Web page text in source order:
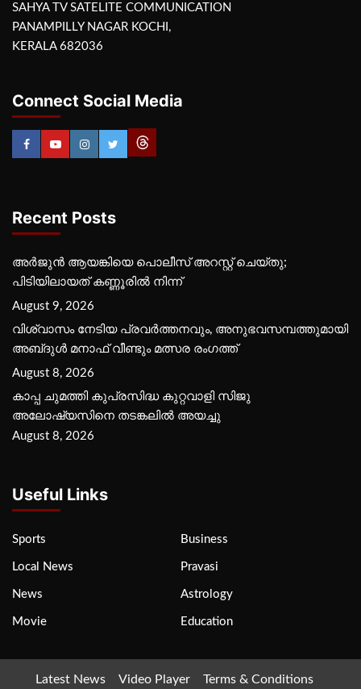
SAHYA TV SATELITE COMMUNICATION
PANAMPILLY NAGAR KOCHI,
KERALA 682036
Connect Social Media
Recent Posts
അർജുൻ ആയങ്കിയെ പൊലീസ് അറസ്റ്റ് ചെയ്‌തു;
പിടിയിലായത് കണ്ണൂരിൽ നിന്ന്
August 9, 2026
വിശ്വാസം നേടിയ പ്രവർത്തനവും, അനുഭവസമ്പത്തുമായി
അബ്‌ദുൾ മനാഫ് വീണ്ടും മത്സര രംഗത്ത്
August 8, 2026
കാപ്പ ചുമത്തി കുപ്രസിദ്ധ കുറ്റവാളി സിജു
അലോഷ്യസിനെ തടങ്കലിൽ അയച്ചു
August 8, 2026
Useful Links
Sports Business
Local News Pravasi
News Astrology
Movie Education
Latest News Video Player Terms & Conditions